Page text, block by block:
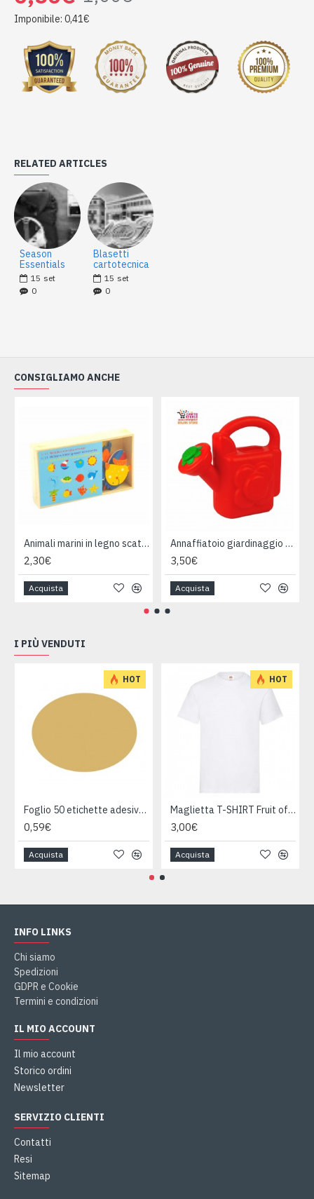
Imponibile: 0,41€
RELATED ARTICLES
Season
Essentials
15 set
0
Blasetti
cartotecnica
15 set
0
CONSIGLIAMO ANCHE
Animali marini in legno scatola 24pz
2,30€
Acquista
Annaffiatoio giardinaggio 1,5 litri Made in Italy
3,50€
Acquista
I PIÙ VENDUTI
HOT
Foglio 50 etichette adesive ovali ORO mm 36x27
0,59€
Acquista
HOT
Maglietta T-SHIRT Fruit of The Loom HEAVY varie taglie
3,00€
Acquista
INFO LINKS
Chi siamo
Spedizioni
GDPR e Cookie
Termini e condizioni
IL MIO ACCOUNT
Il mio account
Storico ordini
Newsletter
SERVIZIO CLIENTI
Contatti
Resi
Sitemap